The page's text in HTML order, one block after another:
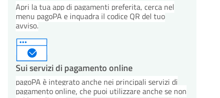
Apri la tua app di pagamenti preferita, cerca nel
menu pagoPA e inquadra il codice QR del tuo
avviso.
Sui servizi di pagamento online
pagoPA è integrato anche nei principali servizi di
pagamento online, che puoi utilizzare anche se non